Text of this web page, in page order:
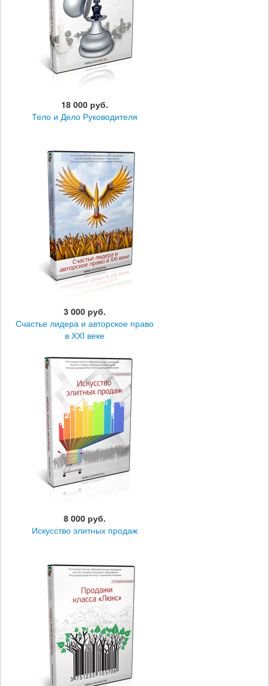
18 000 руб.
Тело и Дело Руководителя
3 000 руб.
Счастье лидера и авторское право
в ХХI веке
8 000 руб.
Искусство элитных продаж